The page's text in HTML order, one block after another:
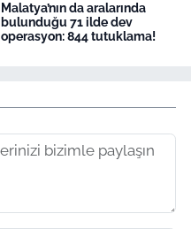
Malatya’nın da aralarında
bulunduğu 71 ilde dev
operasyon: 844 tutuklama!